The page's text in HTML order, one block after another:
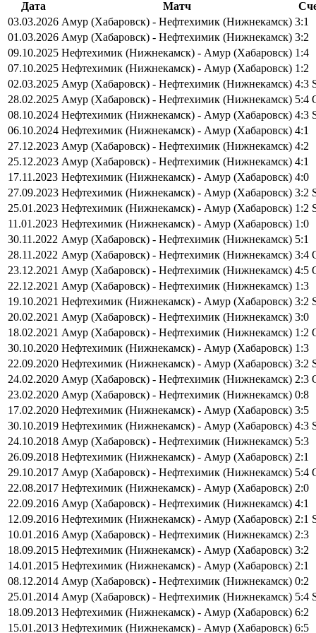
Дата Матч
03.03.2026 Амур (Хабаровск) - Нефтехимик (Нижнекамск) 3:1
01.03.2026 Амур (Хабаровск) - Нефтехимик (Нижнекамск) 3:2
09.10.2025 Нефтехимик (Нижнекамск) - Амур (Хабаровск) 1:4
07.10.2025 Нефтехимик (Нижнекамск) - Амур (Хабаровск) 1:2
02.03.2025 Амур (Хабаровск) - Нефтехимик (Нижнекамск) 4:3
28.02.2025 Амур (Хабаровск) - Нефтехимик (Нижнекамск) 5:4
08.10.2024 Нефтехимик (Нижнекамск) - Амур (Хабаровск) 4:3
06.10.2024 Нефтехимик (Нижнекамск) - Амур (Хабаровск) 4:1
27.12.2023 Амур (Хабаровск) - Нефтехимик (Нижнекамск) 4:2
25.12.2023 Амур (Хабаровск) - Нефтехимик (Нижнекамск) 4:1
17.11.2023 Нефтехимик (Нижнекамск) - Амур (Хабаровск) 4:0
27.09.2023 Нефтехимик (Нижнекамск) - Амур (Хабаровск) 3:2
25.01.2023 Нефтехимик (Нижнекамск) - Амур (Хабаровск) 1:2
11.01.2023 Нефтехимик (Нижнекамск) - Амур (Хабаровск) 1:0
30.11.2022 Амур (Хабаровск) - Нефтехимик (Нижнекамск) 5:1
28.11.2022 Амур (Хабаровск) - Нефтехимик (Нижнекамск) 3:4
23.12.2021 Амур (Хабаровск) - Нефтехимик (Нижнекамск) 4:5
22.12.2021 Амур (Хабаровск) - Нефтехимик (Нижнекамск) 1:3
19.10.2021 Нефтехимик (Нижнекамск) - Амур (Хабаровск) 3:2
20.02.2021 Амур (Хабаровск) - Нефтехимик (Нижнекамск) 3:0
18.02.2021 Амур (Хабаровск) - Нефтехимик (Нижнекамск) 1:2
30.10.2020 Нефтехимик (Нижнекамск) - Амур (Хабаровск) 1:3
22.09.2020 Нефтехимик (Нижнекамск) - Амур (Хабаровск) 3:2
24.02.2020 Амур (Хабаровск) - Нефтехимик (Нижнекамск) 2:3
23.02.2020 Амур (Хабаровск) - Нефтехимик (Нижнекамск) 0:8
17.02.2020 Нефтехимик (Нижнекамск) - Амур (Хабаровск) 3:5
30.10.2019 Нефтехимик (Нижнекамск) - Амур (Хабаровск) 4:3
24.10.2018 Амур (Хабаровск) - Нефтехимик (Нижнекамск) 5:3
26.09.2018 Нефтехимик (Нижнекамск) - Амур (Хабаровск) 2:1
29.10.2017 Амур (Хабаровск) - Нефтехимик (Нижнекамск) 5:4
22.08.2017 Нефтехимик (Нижнекамск) - Амур (Хабаровск) 2:0
22.09.2016 Амур (Хабаровск) - Нефтехимик (Нижнекамск) 4:1
12.09.2016 Нефтехимик (Нижнекамск) - Амур (Хабаровск) 2:1
10.01.2016 Амур (Хабаровск) - Нефтехимик (Нижнекамск) 2:3
18.09.2015 Нефтехимик (Нижнекамск) - Амур (Хабаровск) 3:2
14.01.2015 Нефтехимик (Нижнекамск) - Амур (Хабаровск) 2:1
08.12.2014 Амур (Хабаровск) - Нефтехимик (Нижнекамск) 0:2
25.01.2014 Амур (Хабаровск) - Нефтехимик (Нижнекамск) 5:4
18.09.2013 Нефтехимик (Нижнекамск) - Амур (Хабаровск) 6:2
15.01.2013 Нефтехимик (Нижнекамск) - Амур (Хабаровск) 6:5